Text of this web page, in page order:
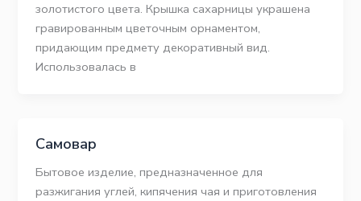
золотистого цвета. Крышка сахарницы украшена
гравированным цветочным орнаментом,
придающим предмету декоративный вид.
Использовалась в
Самовар
Бытовое изделие, предназначенное для
разжигания углей, кипячения чая и приготовления